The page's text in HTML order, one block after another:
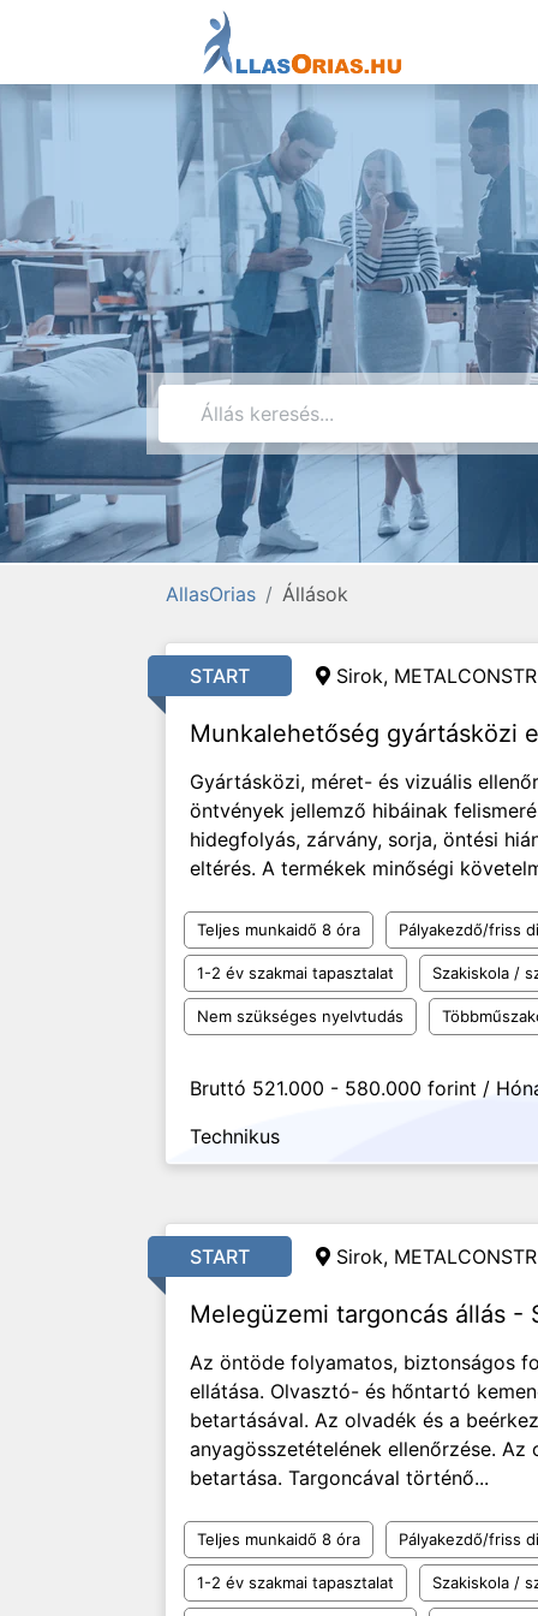
AllasOrias Állások
START Sirok,
Munkalehetőség gyártásközi
Gyártásközi, méret- és vizuális
öntvények jellemző hibáinak
hidegfolyás, zárvány, sorja, öntési
eltérés. A termékek minőségi
Teljes munkaidő 8 óra Pályakezdő/friss
1-2 év szakmai tapasztalat Szakiskola /
Nem szükséges nyelvtudás
Bruttó 521.000 - 580.000 forint /
Technikus
START Sirok,
Melegüzemi targoncás állás -
Az öntöde folyamatos, biztonságos
ellátása. Olvasztó- és hőntartó
betartásával. Az olvadék és a
anyagösszetételének ellenőrzése.
betartása. Targoncával történő...
Teljes munkaidő 8 óra Pályakezdő/friss
1-2 év szakmai tapasztalat Szakiskola /